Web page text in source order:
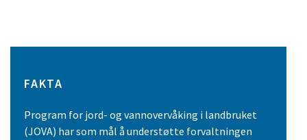
FAKTA
Program for jord- og vannovervåking i landbruket
(JOVA) har som mål å understøtte forvaltningen